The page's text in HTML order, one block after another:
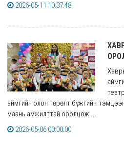
2026-05-11 10:37:48
аймгийн олон төрөлт бүжгийн
маань амжилттай оролцож ...
2026-05-06 00:00:00